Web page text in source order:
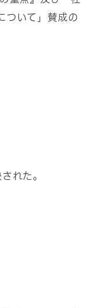
ついて」賛成の
れた。